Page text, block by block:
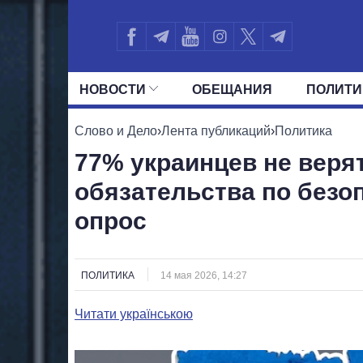
НОВОСТИ ОБЕЩАНИЯ
ВСЕ ПОЛИТИКИ ПРЕЗИДЕНТ И
Слово и Дело›Лента публикаций›Политика
77% украинцев не
обязательства по
опрос
ПОЛИТИКА 14 мая 2026, 14:27
Читати українською